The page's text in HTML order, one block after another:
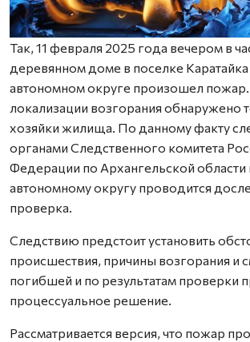
Так, 11 февраля 2025 года вечером в
деревянном доме в поселке
автономном округе произошел
локализации возгорания обнаружено
хозяйки жилища. По данному факту
органами Следственного комитета
Федерации по Архангельской
автономному округу проводится
проверка.
Следствию предстоит установить
происшествия, причины возгорания и
погибшей и по результатам проверки
процессуальное решение.
Рассматривается версия, что пожар